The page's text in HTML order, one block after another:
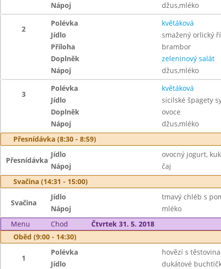
Nápoj
džus,mléko
2
Polévka
květáková
Jídlo
smažený orlický
Příloha
brambor
Doplněk
zeleninový salát
Nápoj
džus,mléko
3
Polévka
květáková
Jídlo
sicilské špagety
Doplněk
ovoce
Nápoj
džus,mléko
Přesnídávka (8:30 - 8:59)
Přesnídávka
Jídlo
ovocný jogurt,
Nápoj
čaj
Svačina (14:31 - 15:00)
Svačina
Jídlo
tmavý chléb s
Nápoj
mléko
Menu
Chod
Čtvrtek 31. 5. 2018
Oběd (9:00 - 14:30)
1
Polévka
hovězí s
Jídlo
dukátové